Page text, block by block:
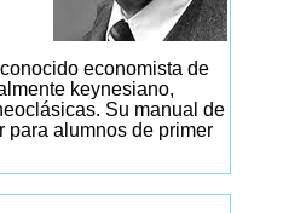
economista de
keynesiano,
Su manual de
para alumnos de primer